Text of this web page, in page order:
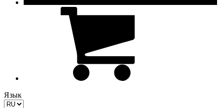
Язык